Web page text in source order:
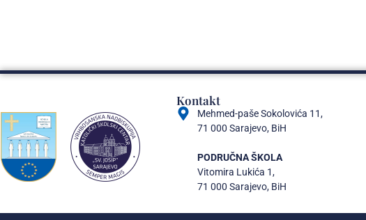
Kontakt
Mehmed-paše Sokolovića 11,
71 000 Sarajevo, BiH
PODRUČNA ŠKOLA
Vitomira Lukića 1,
71 000 Sarajevo, BiH